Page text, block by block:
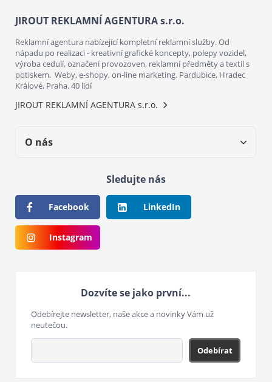
JIROUT REKLAMNÍ AGENTURA s.r.o.
Reklamní agentura nabízející kompletní reklamní služby. Od
nápadu po realizaci - kreativní grafické koncepty, polepy vozidel,
výroba cedulí, označení provozoven, reklamní předměty a textil s
potiskem. Weby, e-shopy, on-line marketing. Pardubice, Hradec
Králové, Praha. 40 lidí
JIROUT REKLAMNÍ AGENTURA s.r.o.
O nás
Sledujte nás
Facebook LinkedIn
Instagram
Dozvíte se jako první...
Odebírejte newsletter, naše akce a novinky Vám už
neutečou.
Odebírat